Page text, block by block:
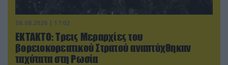
08.08.2026 | 17:02
ΕΚΤΑΚΤΟ: Τρεις Μεραρχίες του
βορειοκορεατικού Στρατού αναπτύχθηκαν
ταχύτατα στη Ρωσία